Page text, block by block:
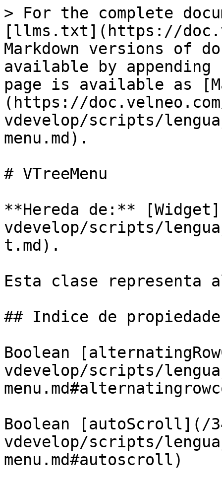
> For the complete
[llms.txt](https://
Markdown versions of
available by
page is available as
(https://
vdevelop/scripts/
menu.md).
# VTreeMenu
**Hereda de:**
vdevelop/scripts/
t.md).
Esta clase representa
## Indice de
Boolean
vdevelop/scripts/
Boolean [autoScroll](/
vdevelop/scripts/
menu.md#autoscroll)